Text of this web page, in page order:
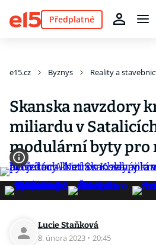
Předplatné
e15.cz Byznys Reality a
Skanska navzdory
miliardu v
modulární byty pro
Lucie Staňková
8. února 2023 · 20:45